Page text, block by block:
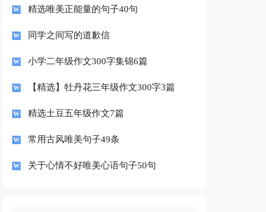
精选唯美正能量的句子40句
同学之间写的道歉信
小学二年级作文300字集锦6篇
【精选】牡丹花三年级作文300字3篇
精选土豆五年级作文7篇
常用古风唯美句子49条
关于心情不好唯美心语句子50句